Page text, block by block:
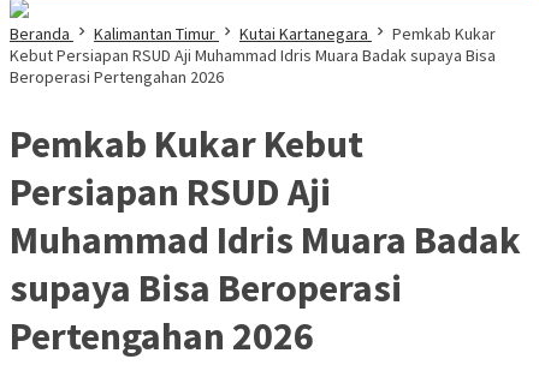
Beranda Kalimantan Timur Kutai Kartanegara
Pemkab Kukar
Kebut Persiapan RSUD Aji Muhammad Idris Muara Badak supaya Bisa
Beroperasi Pertengahan 2026
Pemkab Kukar Kebut
Persiapan RSUD Aji
Muhammad Idris Muara Badak
supaya Bisa Beroperasi
Pertengahan 2026